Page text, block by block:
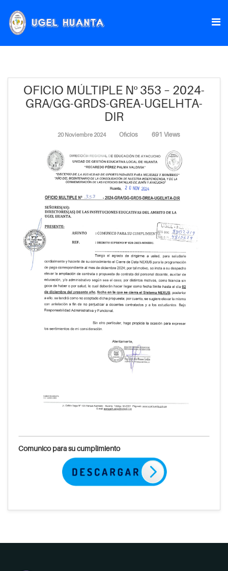
OFICIO MÚLTIPLE Nº 353 – 2024-
GRA/GG-GRDS-GREA-UGELHTA-
DIR
20 Noviembre 2024 Oficios 691 Views
Comunico para su cumplimiento